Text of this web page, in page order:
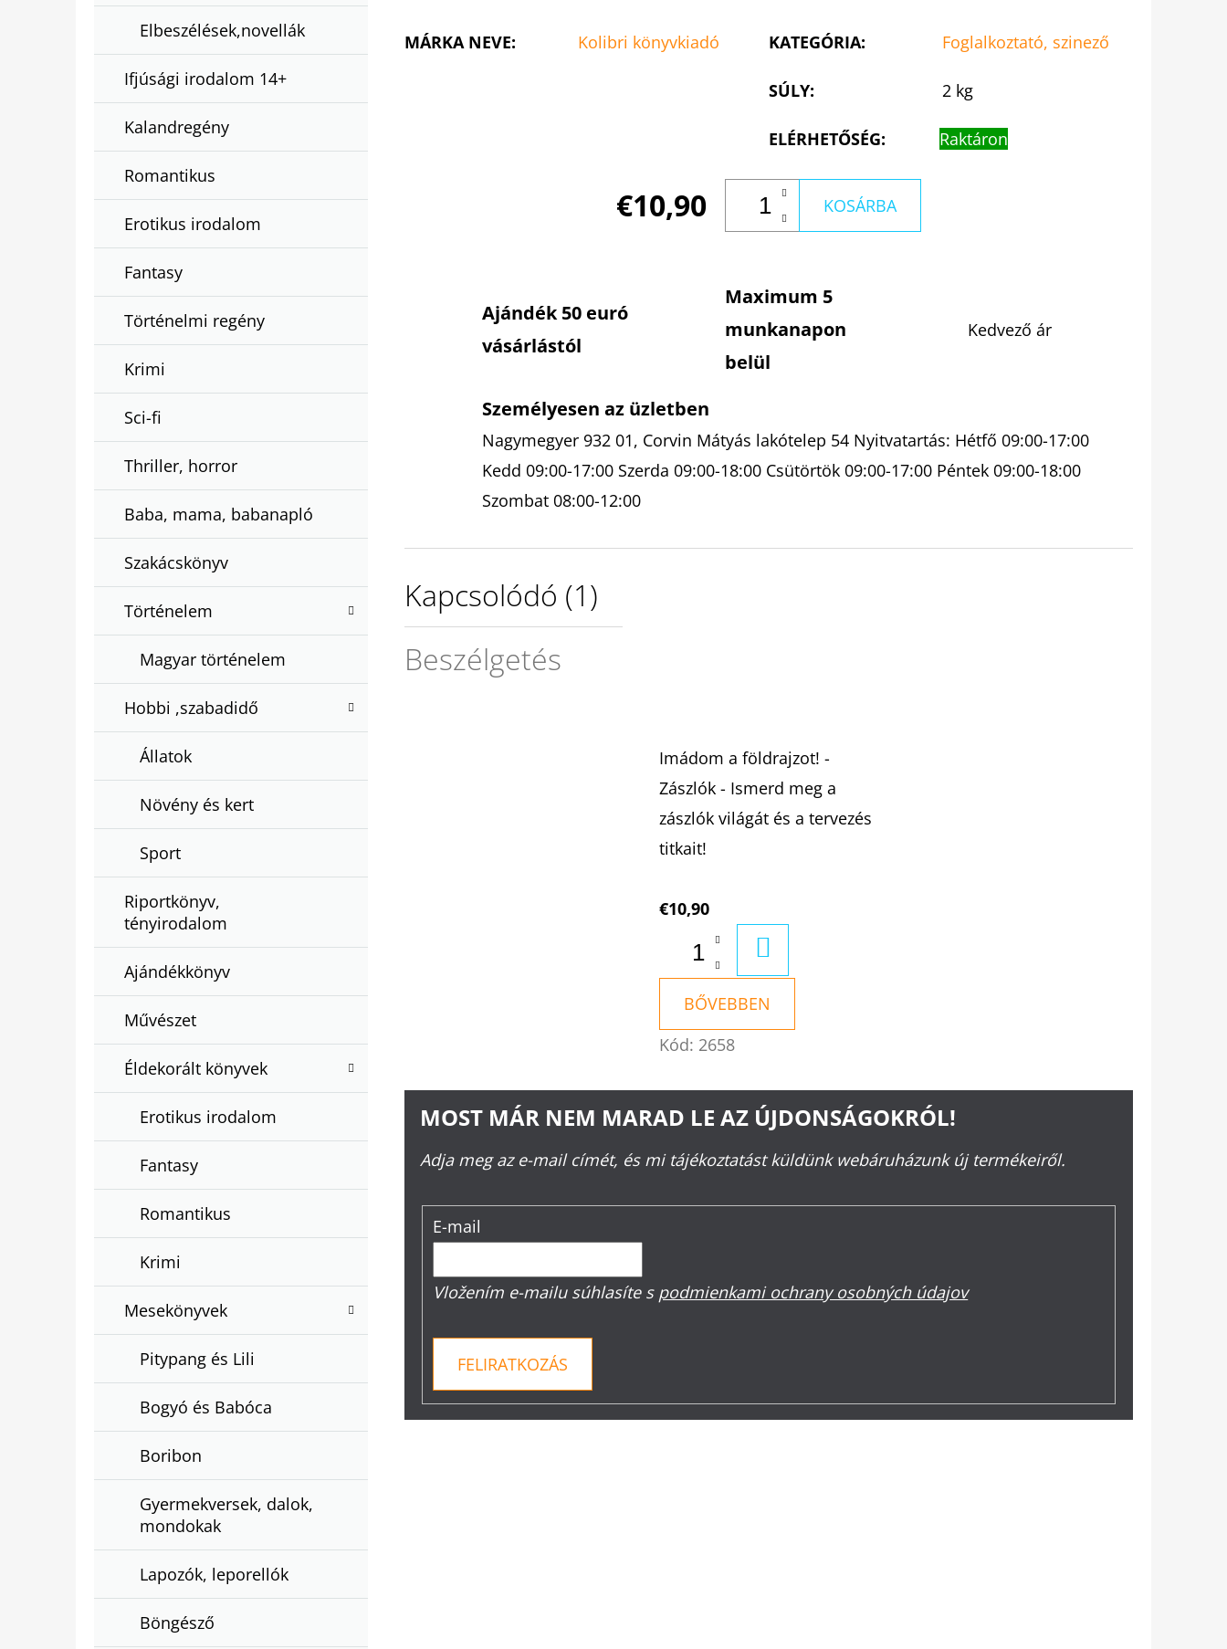
Elbeszélések,novellák
Ifjúsági irodalom 14+
Kalandregény
Romantikus
Erotikus irodalom
Fantasy
Történelmi regény
Krimi
Sci-fi
Thriller, horror
Baba, mama, babanapló
Szakácskönyv
Történelem
Magyar történelem
Hobbi ,szabadidő
Állatok
Növény és kert
Sport
Riportkönyv,
tényirodalom
Ajándékkönyv
Művészet
Éldekorált könyvek
Erotikus irodalom
Fantasy
Romantikus
Krimi
Mesekönyvek
Pitypang és Lili
Bogyó és Babóca
Boribon
Gyermekversek, dalok,
mondokak
Lapozók, leporellók
Böngésző
MÁRKA NEVE: Kolibri könyvkiadó KATEGÓRIA: Foglalkoztató, szinező
SÚLY: 2 kg
ELÉRHETŐSÉG: Raktáron
€10,90 KOSÁRBA
Ajándék 50 euró
vásárlástól
Maximum 5
munkanapon
belül
Kedvező ár
Személyesen az üzletben
Nagymegyer 932 01, Corvin Mátyás lakótelep 54 Nyitvatartás: Hétfő 09:00-17:00
Kedd 09:00-17:00 Szerda 09:00-18:00 Csütörtök 09:00-17:00 Péntek 09:00-18:00
Szombat 08:00-12:00
Kapcsolódó (1)
Beszélgetés
Imádom a földrajzot! -
Zászlók - Ismerd meg a
zászlók világát és a tervezés
titkait!
€10,90
BŐVEBBEN
Kód: 2658
MOST MÁR NEM MARAD LE AZ ÚJDONSÁGOKRÓL!
Adja meg az e-mail címét, és mi tájékoztatást küldünk webáruházunk új termékeiről.
E-mail
Vložením e-mailu súhlasíte s podmienkami ochrany osobných údajov
FELIRATKOZÁS